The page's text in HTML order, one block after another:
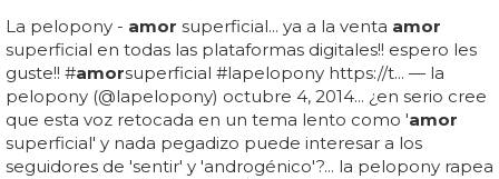
La pelopony - amor superficial... ya a la venta amor
superficial en todas las plataformas digitales!! espero les
guste!! #amorsuperficial #lapelopony https://t... — la
pelopony (@lapelopony) octubre 4, 2014... ¿en serio cree
que esta voz retocada en un tema lento como 'amor
superficial' y nada pegadizo puede interesar a los
seguidores de 'sentir' y 'androgénico'?... la pelopony rapea